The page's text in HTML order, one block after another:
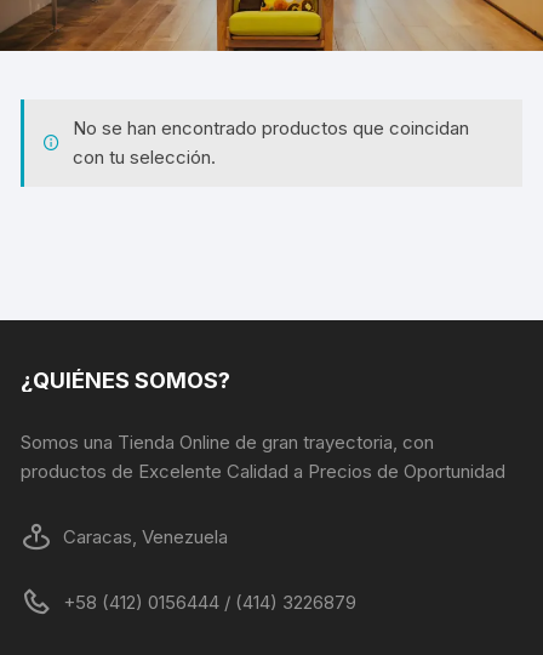
No se han encontrado productos que coincidan
con tu selección.
¿QUIÉNES SOMOS?
Somos una Tienda Online de gran trayectoria, con
productos de Excelente Calidad a Precios de Oportunidad
Caracas, Venezuela
+58 (412) 0156444 / (414) 3226879